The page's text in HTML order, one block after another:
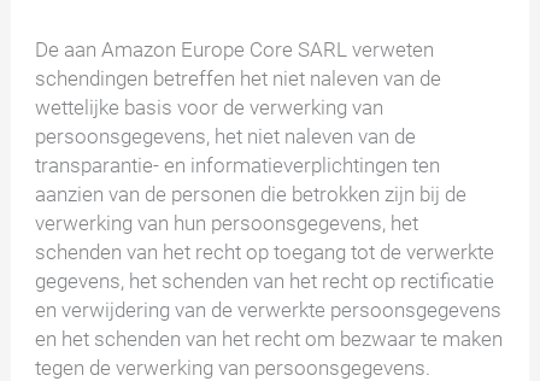
De aan Amazon Europe Core SARL verweten
schendingen betreffen het niet naleven van de
wettelijke basis voor de verwerking van
persoonsgegevens, het niet naleven van de
transparantie- en informatieverplichtingen ten
aanzien van de personen die betrokken zijn bij de
verwerking van hun persoonsgegevens, het
schenden van het recht op toegang tot de verwerkte
gegevens, het schenden van het recht op rectificatie
en verwijdering van de verwerkte persoonsgegevens
en het schenden van het recht om bezwaar te maken
tegen de verwerking van persoonsgegevens.